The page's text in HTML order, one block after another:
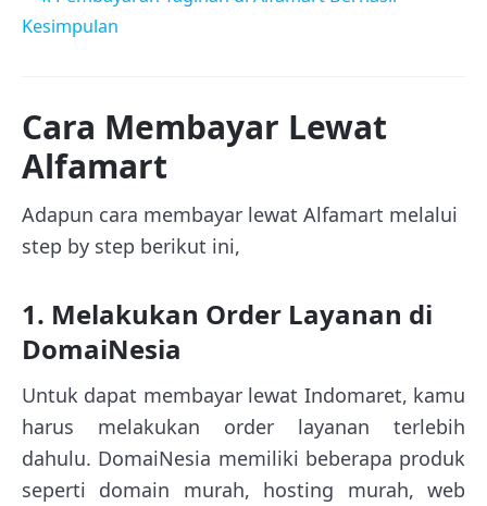
Kesimpulan
Cara Membayar Lewat
Alfamart
Adapun cara membayar lewat Alfamart melalui
step by step berikut ini,
1. Melakukan Order Layanan di
DomaiNesia
Untuk dapat membayar lewat Indomaret, kamu
harus melakukan order layanan terlebih
dahulu. DomaiNesia memiliki beberapa produk
seperti domain murah, hosting murah, web